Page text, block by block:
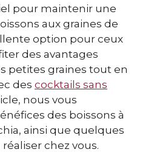
pour maintenir une
aux graines de
option pour ceux
des avantages
petites graines tout en
des cocktails sans
nous vous
des boissons à
ainsi que quelques
chez vous.